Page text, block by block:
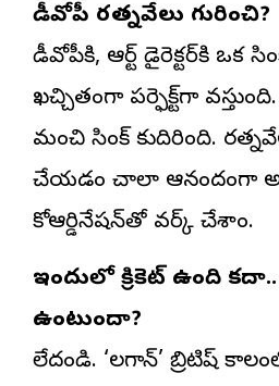
డీవోపీ రత్నవేలు గురించి?
డీవోపీకి, ఆర్ట్ డైరెక్టర్‌కి
ఖచ్చితంగా పర్ఫెక్ట్‌గా
మంచి సింక్ కుదిరింది.
చేయడం చాలా ఆనందంగా
కోఆర్డినేషన్‌తో వర్క్ చేశాం.
ఇందులో క్రికెట్ ఉంది
ఉంటుందా?
లేదండి. ‘లగాన్’ బ్రిటిష్